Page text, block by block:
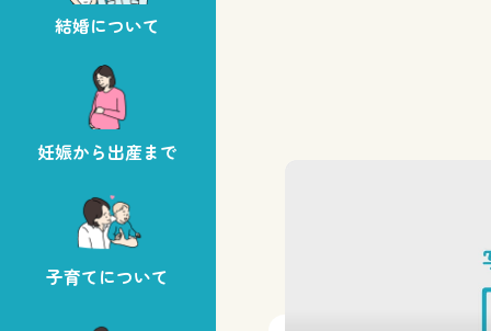
結婚について
妊娠から出産まで
子育てについて